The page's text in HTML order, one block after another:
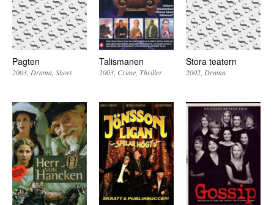
Pagten
2003 Drama Short
Talismanen
2003 Crime Thriller
Stora teatern
2002 Drama